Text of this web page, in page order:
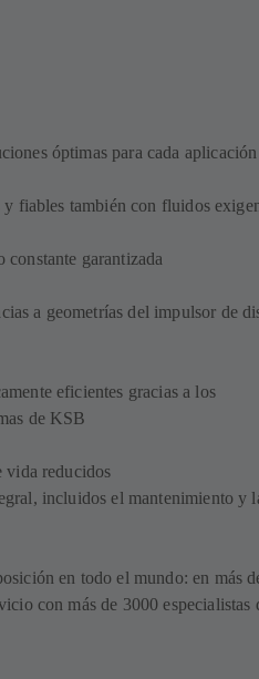
óptimas para cada aplicación
y fiables también con fluidos
constante garantizada
a geometrías del impulsor de
eficientes gracias a los
de KSB
vida reducidos
incluidos el mantenimiento y
en todo el mundo: en más
con más de 3000 especialistas